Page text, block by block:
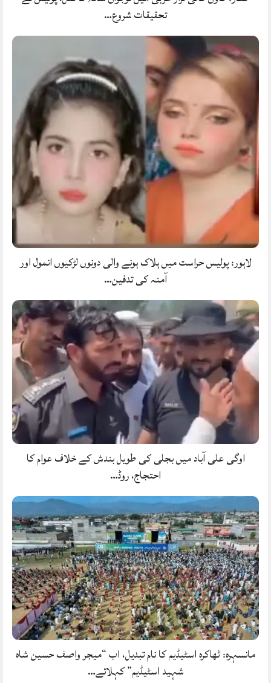
تحقیقات شروع…
لاہور: پولیس حراست میں ہلاک ہونے والی دونوں لڑکیوں انمول اور
آمنہ کی تدفین…
اوگی علی آباد میں بجلی کی طویل بندش کے خلاف عوام کا
احتجاج، روڈ…
مانسہرہ: ٹھاکرہ اسٹیڈیم کا نام تبدیل، اب “میجر واصف حسین شاہ
شہید اسٹیڈیم” کہلائے…